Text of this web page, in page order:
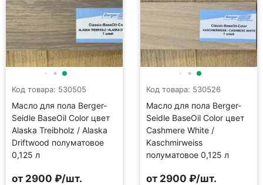
Код товара: 530505
Масло для пола Berger-
Seidle BaseOil Color цвет
Alaska Treibholz / Alaska
Driftwood полуматовое
0,125 л
от 2900 ₽/шт.
Код товара: 530526
Масло для пола Berger-
Seidle BaseOil Color цвет
Cashmere White /
Kaschmirweiss
полуматовое 0,125 л
от 2900 ₽/шт.